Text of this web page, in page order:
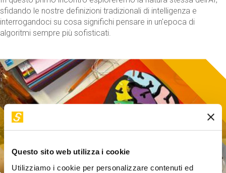
Questo sito web utilizza i cookie
Utilizziamo i cookie per personalizzare contenuti ed
sfidando le nostre definizioni tradizionali di intelligenza e
interrogandoci su cosa significhi pensare in un'epoca di
algoritmi sempre più sofisticati.